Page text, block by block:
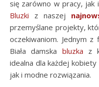
się zarówno w pracy, jak
Bluzki z naszej
przemyślane projekty,
oczekiwaniom. Jednym
Biała damska bluzka z
idealna dla każdej
jak i modne rozwiązania.